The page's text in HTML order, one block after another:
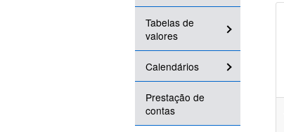
Tabelas de
valores
Calendários
Prestação de
contas